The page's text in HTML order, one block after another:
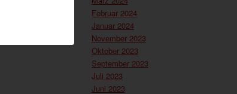
Februar 2024
Januar 2024
November 2023
Oktober 2023
September 2023
Juli 2023
Juni 2023